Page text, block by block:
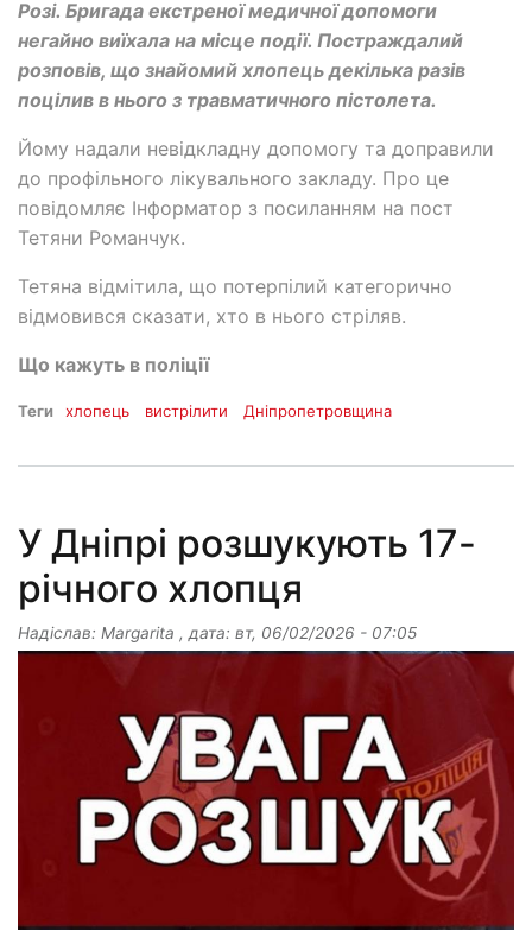
Розі. Бригада екстреної медичної допомоги
негайно виїхала на місце події. Постраждалий
розповів, що знайомий хлопець декілька разів
поцілив в нього з травматичного пістолета.
Йому надали невідкладну допомогу та доправили
до профільного лікувального закладу. Про це
повідомляє Інформатор з посиланням на пост
Тетяни Романчук.
Тетяна відмітила, що потерпілий категорично
відмовився сказати, хто в нього стріляв.
Що кажуть в поліції
Теги хлопець вистрілити Дніпропетровщина
У Дніпрі розшукують 17-
річного хлопця
Надіслав: Margarita , дата: вт, 06/02/2026 - 07:05